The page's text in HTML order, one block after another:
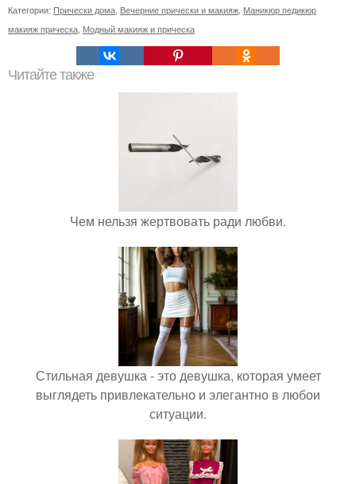
Категории: Прически дома Вечерние прически и макияж Маникюр педикюр
макияж прическа Модный макияж и прическа
Читайте также
Чем нельзя жертвовать ради любви.
Стильная девушка - это девушка, которая умеет
выглядеть привлекательно и элегантно в любои
ситуации.